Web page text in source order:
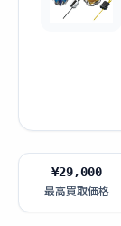
¥29,000
最高買取価格